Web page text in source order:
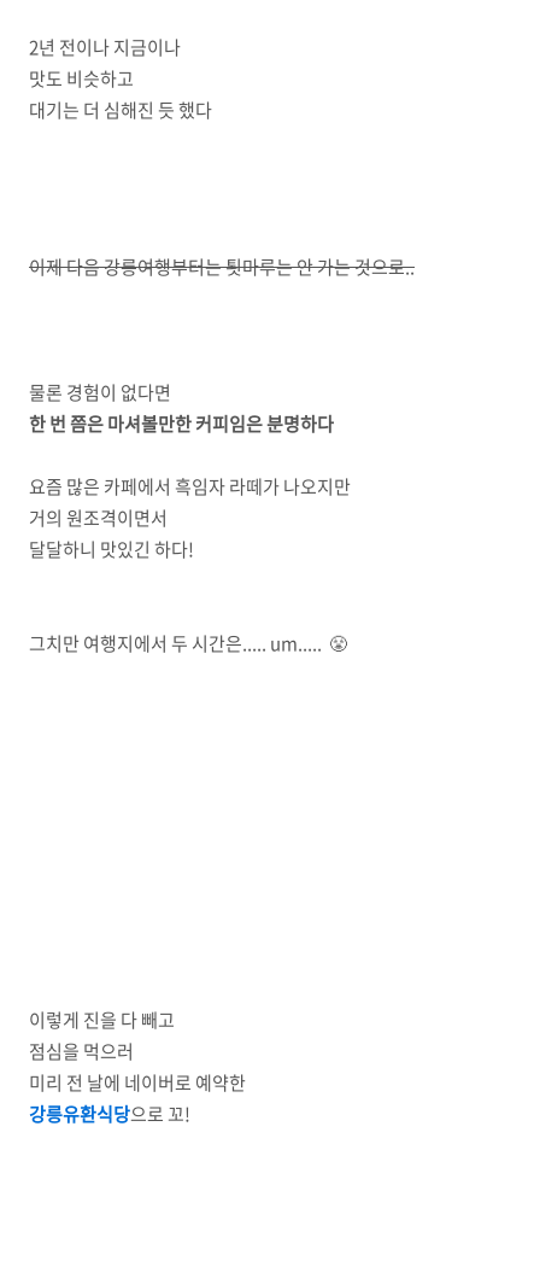
2년 전이나 지금이나
맛도 비슷하고
대기는 더 심해진 듯 했다
이제 다음 강릉여행부터는 툇마루는 안 가는 것으로..
물론 경험이 없다면
한 번 쯤은 마셔볼만한 커피임은 분명하다
요즘 많은 카페에서 흑임자 라떼가 나오지만
거의 원조격이면서
달달하니 맛있긴 하다!
그치만 여행지에서 두 시간은..... um..... 😤
이렇게 진을 다 빼고
점심을 먹으러
미리 전 날에 네이버로 예약한
강릉유환식당으로 꼬!